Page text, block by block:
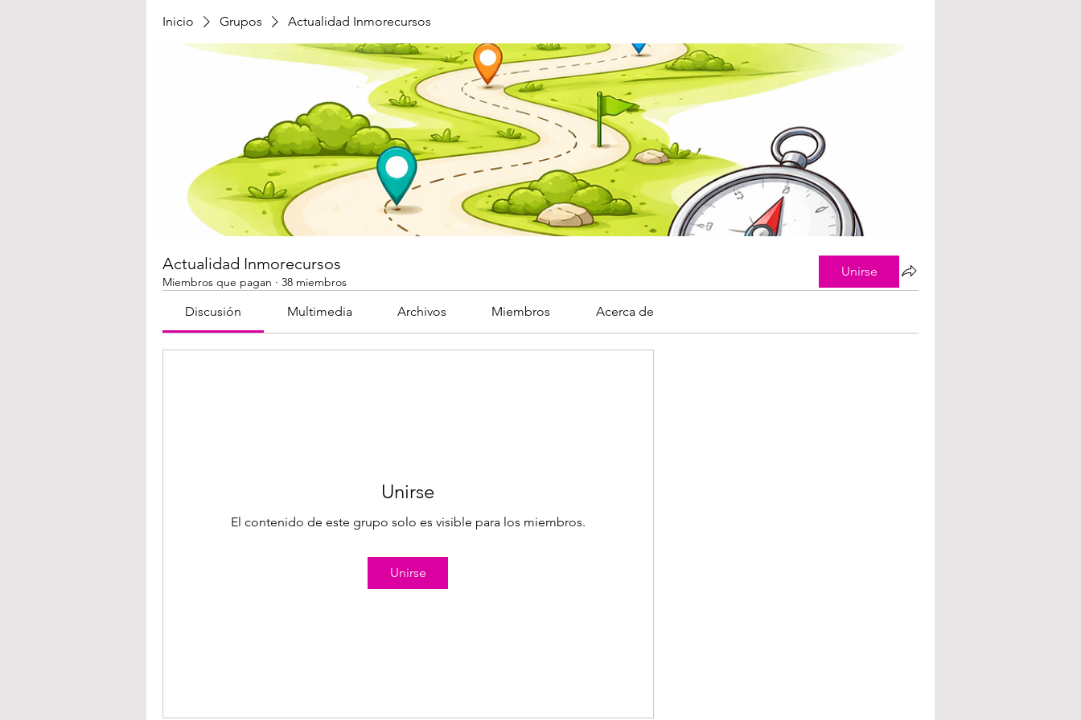
Inicio Grupos Actualidad Inmorecursos
Actualidad Inmorecursos
Miembros que pagan · 38 miembros
Unirse
Discusión Multimedia Archivos Miembros Acerca de
Unirse
El contenido de este grupo solo es visible para los miembros.
Unirse